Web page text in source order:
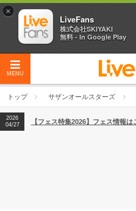
MENU
トップ サザンオールスターズ
2026
04/27
2026
【ライブ動員ランキング】2026年
2026
04/27
【フェス特集2026】フェス情報は
×
LiveFans
株式会社SKIYAKI
無料 - In Google Play